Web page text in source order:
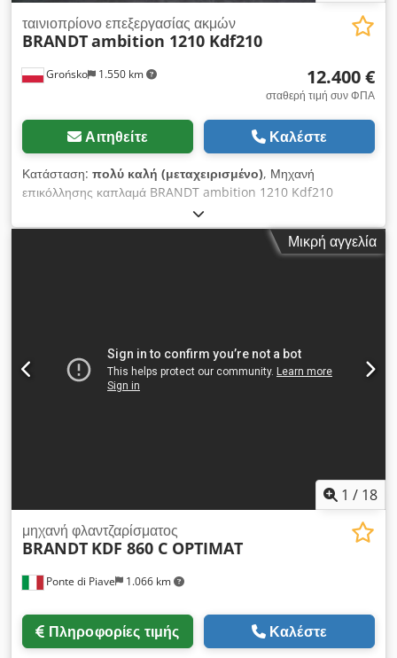
Grońsko 1.550 km
ταινιοπρίονο επεξεργασίας ακμών
BRANDTambition 1210 Kdf210
12.400 €
σταθερή τιμή συν ΦΠΑ
Αιτηθείτε Καλέστε
Κατάσταση: πολύ καλή (μεταχειρισμένο), Μηχανή
επικόλλησης καπλαμά BRANDT ambition 1210 Kdf210
Προκαταρκτικά φρέζες Ανταλλάξιμο δοχείο κόλλας Εφαρμογή
κόλλας με κύλινδρο Cedpfszqz Rpex Afleha Πνευματική
προκαταρκτική γκιλοτίνα Κύλινδροι πίεσης Τροχοί κοπής για
μηχάνημα έχει ελεγχθεί και είναι έτοιμο για χρήση.
Μικρή αγγελία
1 / 18
Ponte di Piave 1.066 km
μηχανή φλαντζαρίσματος
BRANDT KDF 860 C OPTIMAT
Πληροφορίες τιμής Καλέστε